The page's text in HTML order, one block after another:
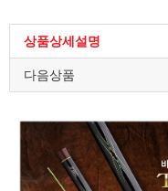
상품상세설명
다음상품